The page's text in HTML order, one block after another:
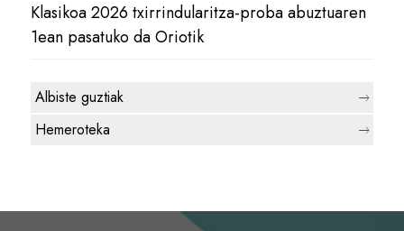
Klasikoa 2026 txirrindularitza-proba abuztuaren
1ean pasatuko da Oriotik
Albiste guztiak
Hemeroteka